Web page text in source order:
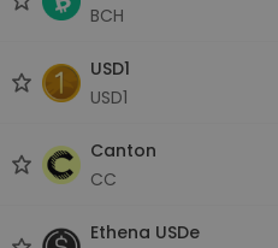
BCH
USD1
USD1
Canton
CC
Ethena USDe